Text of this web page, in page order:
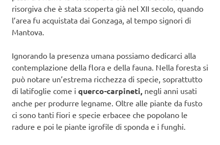
risorgiva che è stata scoperta già nel XII secolo, quando
l’area fu acquistata dai Gonzaga, al tempo signori di
Mantova.
Ignorando la presenza umana possiamo dedicarci alla
contemplazione della flora e della fauna. Nella foresta si
può notare un’estrema ricchezza di specie, soprattutto
di latifoglie come i querco-carpineti, negli anni usati
anche per produrre legname. Oltre alle piante da fusto
ci sono tanti fiori e specie erbacee che popolano le
radure e poi le piante igrofile di sponda e i funghi.